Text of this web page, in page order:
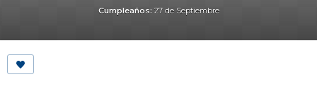
Cumpleaños: 27 de Septiembre